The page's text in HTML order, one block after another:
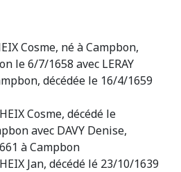
Cosme, né à Campbon,
le 6/7/1658 avec LERAY
décédée le 16/4/1659
Cosme, décédé le
avec DAVY Denise,
à Campbon
Jan, décédé lé 23/10/1639